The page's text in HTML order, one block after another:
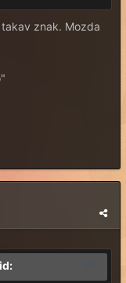
znak. Mozda